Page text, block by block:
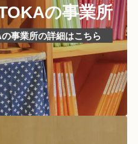
の事業所
事業所の詳細はこちら